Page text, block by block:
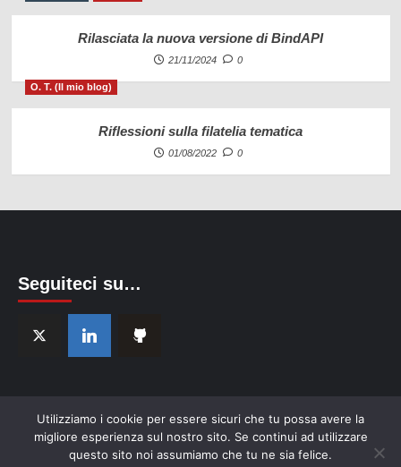
Rilasciata la nuova versione di BindAPI
21/11/2024 0
O. T. (Il mio blog)
Riflessioni sulla filatelia tematica
01/08/2022 0
Seguiteci su…
Copyright © Morandotti Paolo. All rights reserved.
Utilizziamo i cookie per essere sicuri che tu possa avere la
migliore esperienza sul nostro sito. Se continui ad utilizzare
questo sito noi assumiamo che tu ne sia felice.